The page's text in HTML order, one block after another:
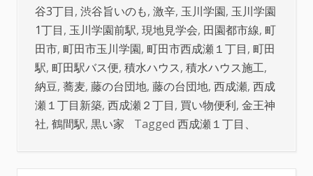
谷3丁目, 渋谷旨いのも, 激辛, 玉川学園, 玉川学園
1丁目, 玉川学園前駅, 現地見学会, 田園都市線, 町
田市, 町田市玉川学園, 町田市西成瀬１丁目, 町田
駅, 町田駅バス便, 積水ハウス, 積水ハウス施工,
納豆, 蕎麦, 藤の台団地, 藤の台団地, 西成瀬, 西成
瀬１丁目新築, 西成瀬２丁目, 買い物便利, 金王神
社, 鶴間駅, 黒い家 Tagged 西成瀬１丁目、